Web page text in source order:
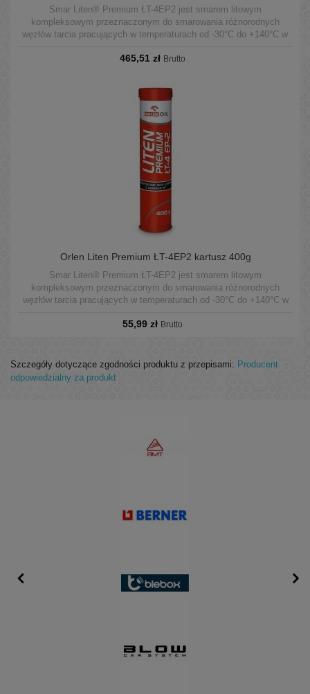
Smar Liten® Premium ŁT-4EP2 jest smarem litowym
kompleksowym przeznaczonym do smarowania różnorodnych
węzłów tarcia pracujących w temperaturach od -30°C do +140°C w
465,51 zł Brutto
Orlen Liten Premium ŁT-4EP2 kartusz 400g
Smar Liten® Premium ŁT-4EP2 jest smarem litowym
kompleksowym przeznaczonym do smarowania różnorodnych
węzłów tarcia pracujących w temperaturach od -30°C do +140°C w
55,99 zł Brutto
Szczegóły dotyczące zgodności produktu z przepisami: Producent
odpowiedzialny za produkt